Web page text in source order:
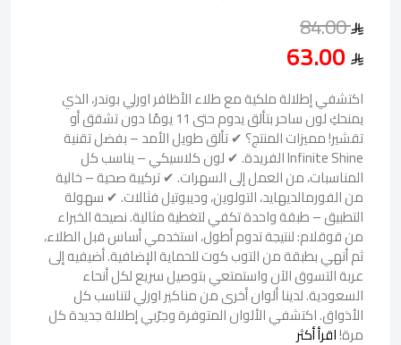
84.00
اكتشفي إطلالة ملكية مع طلاء الأظافر اورلي بوندر، الذي
يمنحكِ لون ساحر بتألق يدوم حتى 11 يومًا دون تشقق أو
تقشير! مميزات المنتج؟ ✔ تألق طويل الأمد – بفضل تقنية
Infinite Shine الفريدة. ✔ لون كلاسيكي – يناسب كل
المناسبات، من العمل إلى السهرات. ✔ تركيبة صحية – خالية
من الفورمالديهايد، التولوين، وديبوتيل فثالات. ✔ سهولة
التطبيق – طبقة واحدة تكفي لتغطية مثالية. نصيحة الخبراء
من قوقلام: لنتيجة تدوم أطول، استخدمي أساس قبل الطلاء،
ثم أنهي بطبقة من التوب كوت للحماية الإضافية. أضيفيه إلى
عربة التسوق الآن واستمتعي بتوصيل سريع لكل أنحاء
السعودية. لدينا ألوان أخرى من مناكير اورلي لتناسب كل
الأذواق. اكتشفي الألوان المتوفرة وجرّبي إطلالة جديدة كل
مرة!اقرأ أكثر